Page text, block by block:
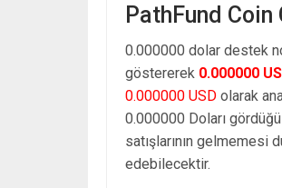
PathFund Coin
0.000000 dolar destek
göstererek 0.000000
0.000000 USD olarak
0.000000 Doları
satışlarının
edebilecektir.